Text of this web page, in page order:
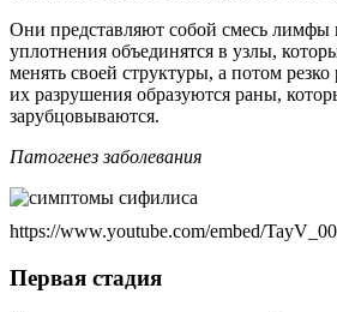
Они представляют собой смесь лимфы
уплотнения объединятся в узлы,
менять своей структуры, а потом резко
их разрушения образуются раны,
зарубцовываются.
Патогенез заболевания
https://www.youtube.com/embed/
Первая стадия